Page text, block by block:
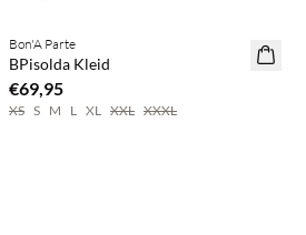
NEUHEITEN
Bon'A Parte
BPisolda Kleid
€69,95
XS S M L XL XXL XXXL